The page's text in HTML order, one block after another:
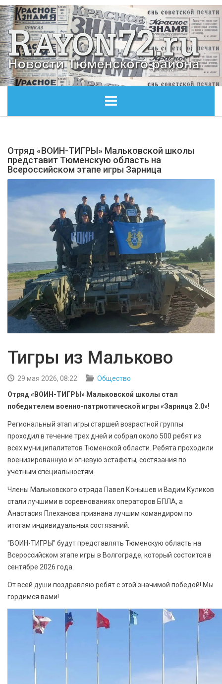
ОБЩЕСТВО
ЭКОНОМИКА
БЕЗОПАСНОСТЬ
АРХИВ PDF
Отряд «ВОИН-ТИГРЫ» Мальковской школы
представит Тюменскую область на
Всероссийском этапе игры Зарница
Тигры из Мальково
29 мая 2026, 08:22
Общество
Отряд «ВОИН-ТИГРЫ» Мальковской школы стал
победителем военно-патриотической игры «Зарница 2.0»!
Региональный этап игры старшей возрастной группы
проходил в течение трех дней и собрал около 500 ребят из
всех муниципалитетов Тюменской области. Ребята проходили
военизированную и огневую эстафеты, состязания по
учётным специальностям.
Члены Мальковского отряда Павел Конышев и Вадим Куликов
стали лучшими в соревнованиях операторов БПЛА, а
Анастасия Плеханова признана лучшим командиром по
итогам индивидуальных состязаний.
"ВОИН-ТИГРЫ" будут представлять Тюменскую область на
Всероссийском этапе игры в Волгограде, который состоится в
сентябре 2026 года.
От всей души поздравляю ребят с этой значимой победой! Мы
гордимся вами!